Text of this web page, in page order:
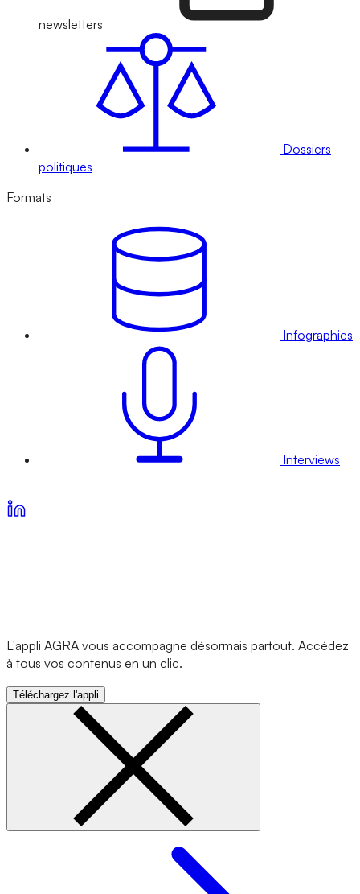
newsletters
Dossiers
politiques
Formats
Infographies
Interviews
L'appli AGRA vous accompagne désormais partout. Accédez
à tous vos contenus en un clic.
Téléchargez l'appli